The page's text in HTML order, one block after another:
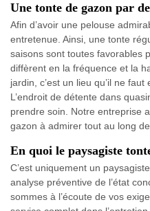
Une tonte de gazon par
Afin d’avoir une pelouse
entretenue. Ainsi, une tonte
saisons sont toutes favorables
diffèrent en la fréquence et la
jardin, c’est un lieu qu’il ne
L’endroit de détente dans
prendre soin. Notre entreprise
gazon à admirer tout au long de
En quoi le paysagiste
C’est uniquement un
analyse préventive de l’état
sommes à l’écoute de vos